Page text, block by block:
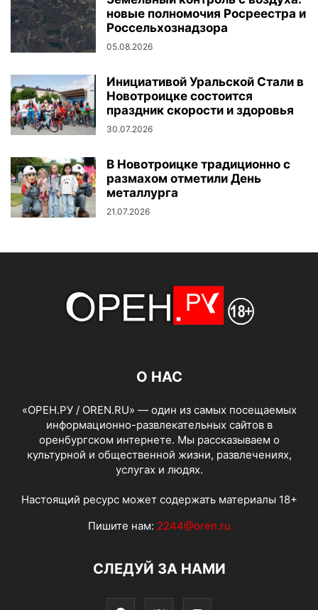
новые полномочия Росреестра и
Россельхознадзора
05.08.2026
Инициативой Уральской Стали в
Новотроицке состоится
праздник скорости и здоровья
30.07.2026
В Новотроицке традиционно с
размахом отметили День
металлурга
21.07.2026
О НАС
«ОРЕН.РУ / OREN.RU» — один из самых посещаемых
информационно-развлекательных сайтов в
оренбургском интернете. Мы рассказываем о
культурной и общественной жизни, развлечениях,
услугах и людях.
Настоящий ресурс может содержать материалы 18+
Пишите нам: 2244@oren.ru
СЛЕДУЙ ЗА НАМИ